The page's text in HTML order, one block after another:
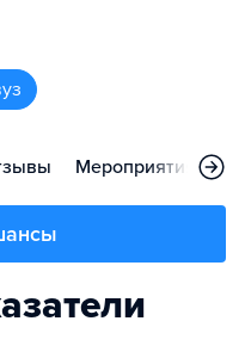
Мероприятия